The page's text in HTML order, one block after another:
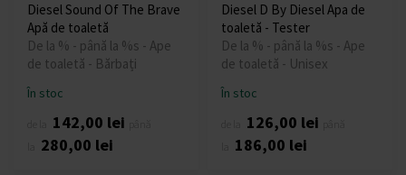
Diesel Sound Of The Brave
Apă de toaletă
De la % - până la %s - Ape
de toaletă - Bărbați
În stoc
142,00 lei
280,00 lei
Diesel D By Diesel Apa de
toaletă - Tester
De la % - până la %s - Ape
de toaletă - Unisex
În stoc
126,00 lei
186,00 lei